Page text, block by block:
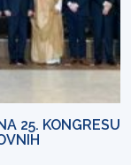
25. KONGRESU